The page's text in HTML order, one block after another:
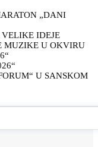
„DANI
IDEJE
MUZIKE U OKVIRU
U SANSKOM